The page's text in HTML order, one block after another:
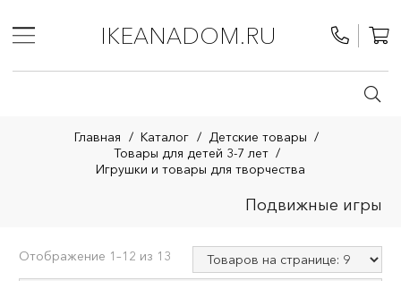
IKEANADOM.RU
Главная / Каталог / Детские товары /
Товары для детей 3-7 лет /
Игрушки и товары для творчества
Подвижные игры
Отображение 1–12 из 13